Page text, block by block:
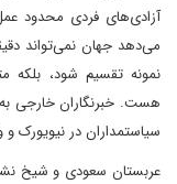
آزادی‌های فردی محدود
می‌دهد جهان نمی‌تواند
نمونه تقسیم شود، بلکه
هست. خبرنگاران خارجی
سیاستمداران در نیویورک
عربستان سعودی و شیخ